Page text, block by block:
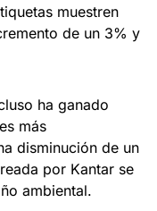
muestren
de un 3% y
ha ganado
más
disminución de un
por Kantar se
ambiental.